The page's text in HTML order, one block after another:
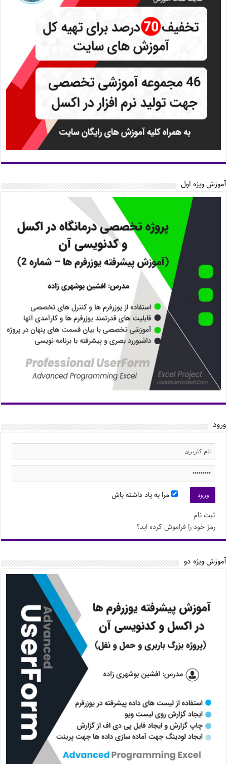
آموزش ویژه اول
ورود
مرا به یاد داشته باش
ثبت نام
رمز خود را فراموش کرده اید؟
آموزش ویژه دو